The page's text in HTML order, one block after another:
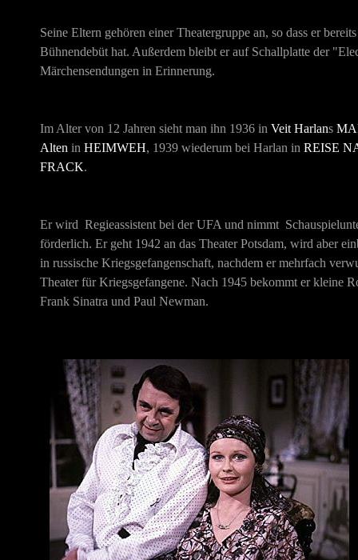
Seine Eltern gehören einer Theatergruppe an, so dass er
Bühnendebüt hat. Außerdem bleibt er auf Schallplatte der
Märchensendungen in Erinnerung.
Im Alter von 12 Jahren sieht man ihn 1936 in Veit Harlans
Alten in HEIMWEH, 1939 wiederum bei Harlan in REISE
FRACK.
Er wird Regieassistent bei der UFA und nimmt
förderlich. Er geht 1942 an das Theater Potsdam, wird aber
in russische Kriegsgefangenschaft, nachdem er mehrfach
Theater für Kriegsgefangene. Nach 1945 bekommt er kleine
Frank Sinatra und Paul Newman.